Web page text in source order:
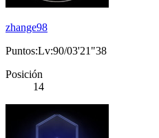
zhange98
Puntos:Lv:90/03'21"38
Posición
14